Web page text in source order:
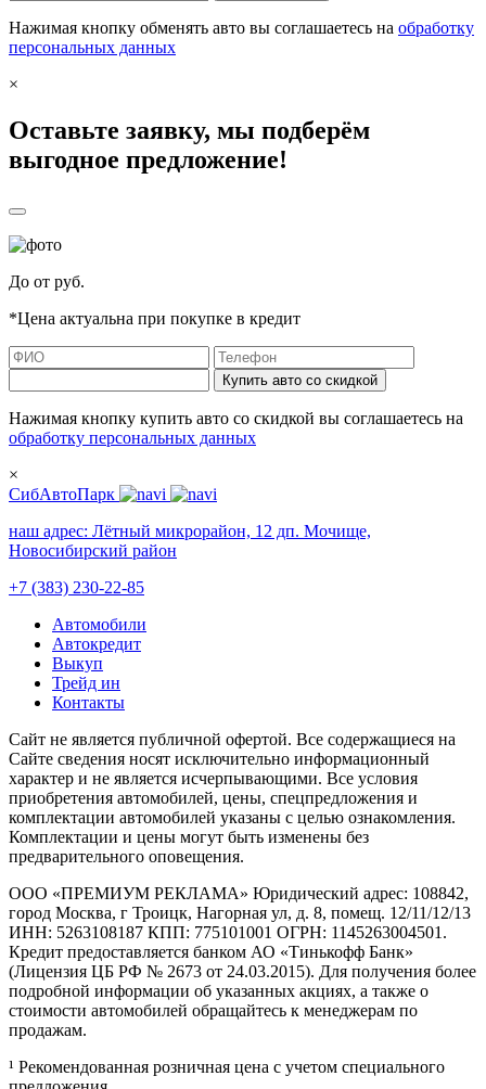
Нажимая кнопку обменять авто вы соглашаетесь на обработку
персональных данных
×
Оставьте заявку, мы подберём
выгодное предложение!
До от руб.
*Цена актуальна при покупке в кредит
Купить авто со скидкой
Нажимая кнопку купить авто со скидкой вы соглашаетесь на
обработку персональных данных
×
СибАвтоПарк
наш адрес: Лётный микрорайон, 12 дп. Мочище,
Новосибирский район
+7 (383) 230-22-85
Автомобили
Автокредит
Выкуп
Трейд ин
Контакты
Cайт не является публичной офертой. Все содержащиеся на
Сайте сведения носят исключительно информационный
характер и не является исчерпывающими. Все условия
приобретения автомобилей, цены, спецпредложения и
комплектации автомобилей указаны с целью ознакомления.
Комплектации и цены могут быть изменены без
предварительного оповещения.
ООО «ПРЕМИУМ РЕКЛАМА» Юридический адрес: 108842,
город Москва, г Троицк, Нагорная ул, д. 8, помещ. 12/11/12/13
ИНН: 5263108187 КПП: 775101001 ОГРН: 1145263004501.
Кредит предоставляется банком АО «Тинькофф Банк»
(Лицензия ЦБ РФ № 2673 от 24.03.2015). Для получения более
подробной информации об указанных акциях, а также о
стоимости автомобилей обращайтесь к менеджерам по
продажам.
¹ Рекомендованная розничная цена с учетом специального